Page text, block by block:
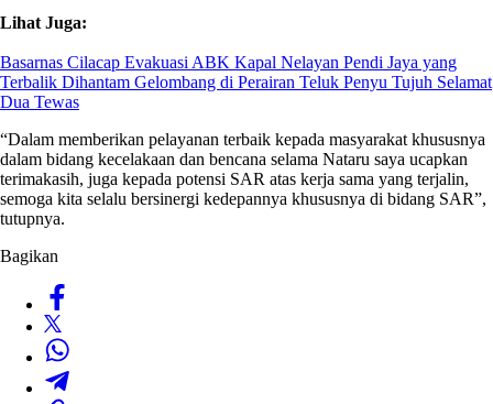
Lihat Juga:
Basarnas Cilacap Evakuasi ABK Kapal Nelayan Pendi Jaya yang
Terbalik Dihantam Gelombang di Perairan Teluk Penyu Tujuh Selamat
Dua Tewas
“Dalam memberikan pelayanan terbaik kepada masyarakat khususnya
dalam bidang kecelakaan dan bencana selama Nataru saya ucapkan
terimakasih, juga kepada potensi SAR atas kerja sama yang terjalin,
semoga kita selalu bersinergi kedepannya khususnya di bidang SAR”,
tutupnya.
Bagikan